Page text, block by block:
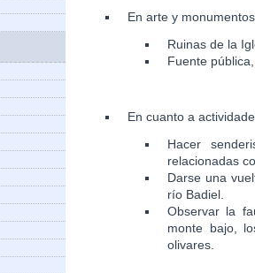
En arte y
Ruinas de la
Fuente
En cuanto a
Hacer
relacionadas
Darse una
río Badiel.
Observar la
monte bajo,
olivares.